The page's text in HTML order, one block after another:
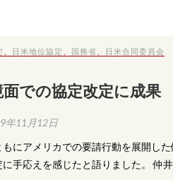
日米地位協定 国務省 日米合同委員会
での協定改定に成果
年11月12日
にアメリカでの要請行動を展開し
手応えを感じたと語りました。 仲